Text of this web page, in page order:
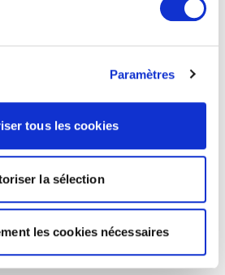
Paramètres
tous les cookies
la sélection
les cookies nécessaires